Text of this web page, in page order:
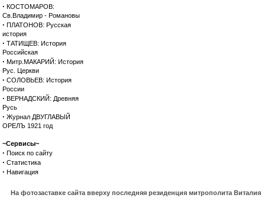
· КОСТОМАРОВ:
Св.Владимир - Романовы
· ПЛАТОНОВ: Русская
история
· ТАТИЩЕВ: История
Российская
· Митр.МАКАРИЙ: История
Рус. Церкви
· СОЛОВЬЕВ: История
России
· ВЕРНАДСКИЙ: Древняя
Русь
· Журнал ДВУГЛАВЫЙ
ОРЕЛЪ 1921 год
~Сервисы~
· Поиск по сайту
· Статистика
· Навигация
На фотозаставке сайта вверху последняя резиденция митрополита